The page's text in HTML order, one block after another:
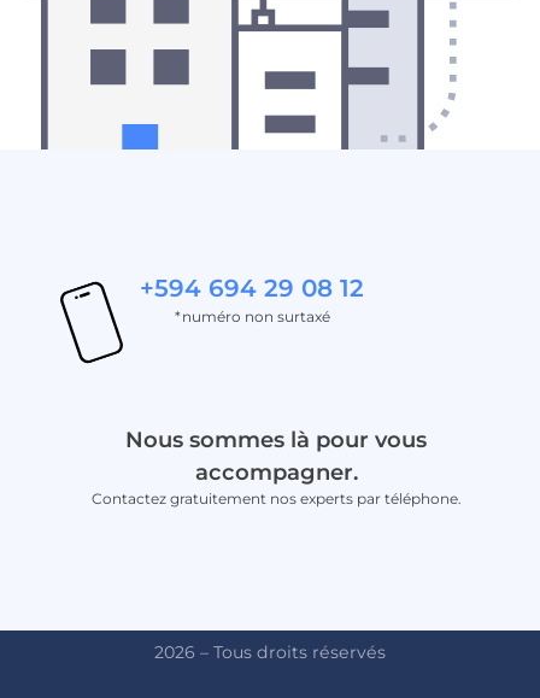
+594 694 29 08 12
*numéro non surtaxé
Nous sommes là pour vous
accompagner.
Contactez gratuitement nos experts par téléphone.
2026 – Tous droits réservés